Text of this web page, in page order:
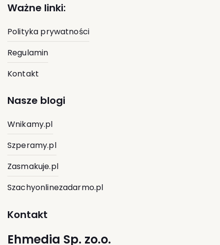
Ważne linki:
Polityka prywatności
Regulamin
Kontakt
Nasze blogi
Wnikamy.pl
Szperamy.pl
Zasmakuje.pl
Szachyonlinezadarmo.pl
Kontakt
Ehmedia Sp. zo.o.